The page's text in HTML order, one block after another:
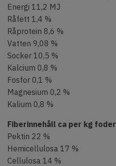
Energi 11,2 MJ
Råfett 1,4 %
Råprotein 8,6 %
Vatten 9,08 %
Socker 10,5 %
Kalcium 0,8 %
Fosfor 0,1 %
Magnesium 0,2 %
Kalium 0,8 %
Fiberinnehåll ca per kg foder
Pektin 22 %
Hemicellulosa 17 %
Cellulosa 14 %